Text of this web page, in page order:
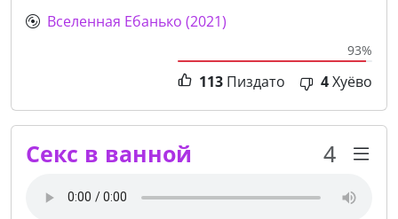
Вселенная Ебанько (2021)
93%
113 Пиздато 4Хуёво
Секс в ванной 4